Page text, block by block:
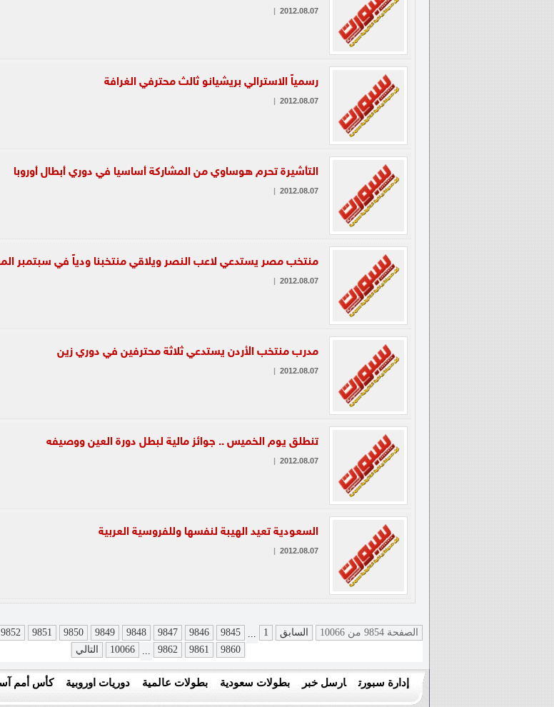
2012.08.07
|
رسمياً الاسترالي بريشيانو ثالث محترفي الغرافة
2012.08.07
|
التأشيرة تحرم هوساوي من المشاركة أساسيا في دوري أبطال أوروبا
2012.08.07
|
منتخب مصر يستدعي لاعب النصر ويلاقي منتخبنا ودياً في سبتمبر
2012.08.07
|
مدرب منتخب الأردن يستدعي ثلاثة محترفين في دوري زين
2012.08.07
|
تنطلق يوم الخميس .. جوائز مالية لبطل دورة العين ووصيفه
2012.08.07
|
السعودية تعيد الهيبة لنفسها وللفروسية العربية
2012.08.07
|
الصفحة 9854 من 10066 السابق 1
...
9845
9846
9847
9848
9849
9850
9851
9852
9860
9861
9862
...
10066 التالي
إدارة سبورت ارسل خبر بطولات سعودية بطولات عالمية دوريات اوروبية كأس أمم